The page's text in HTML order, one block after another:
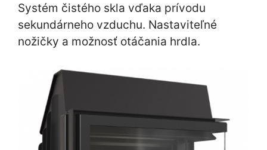
Systém čistého skla vďaka prívodu
sekundárneho vzduchu. Nastaviteľné
nožičky a možnosť otáčania hrdla.